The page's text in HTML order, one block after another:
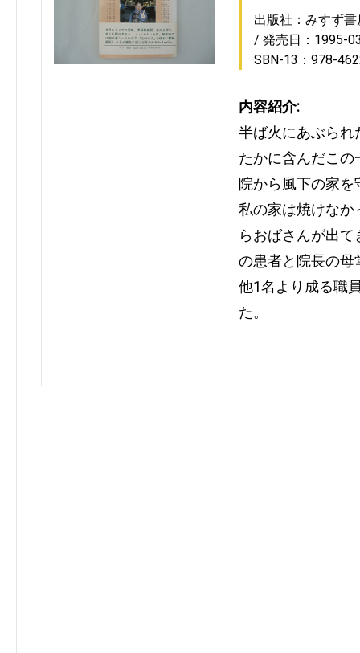
出版社：みすず書
発売日：1995-
SBN-13：978-
内容紹介:
半ば火にあぶられ
たかに含んだこ
院から風下の家
私の家は焼けなか
らおばさんが出
の患者と院長の母
他1名より成る職
た。